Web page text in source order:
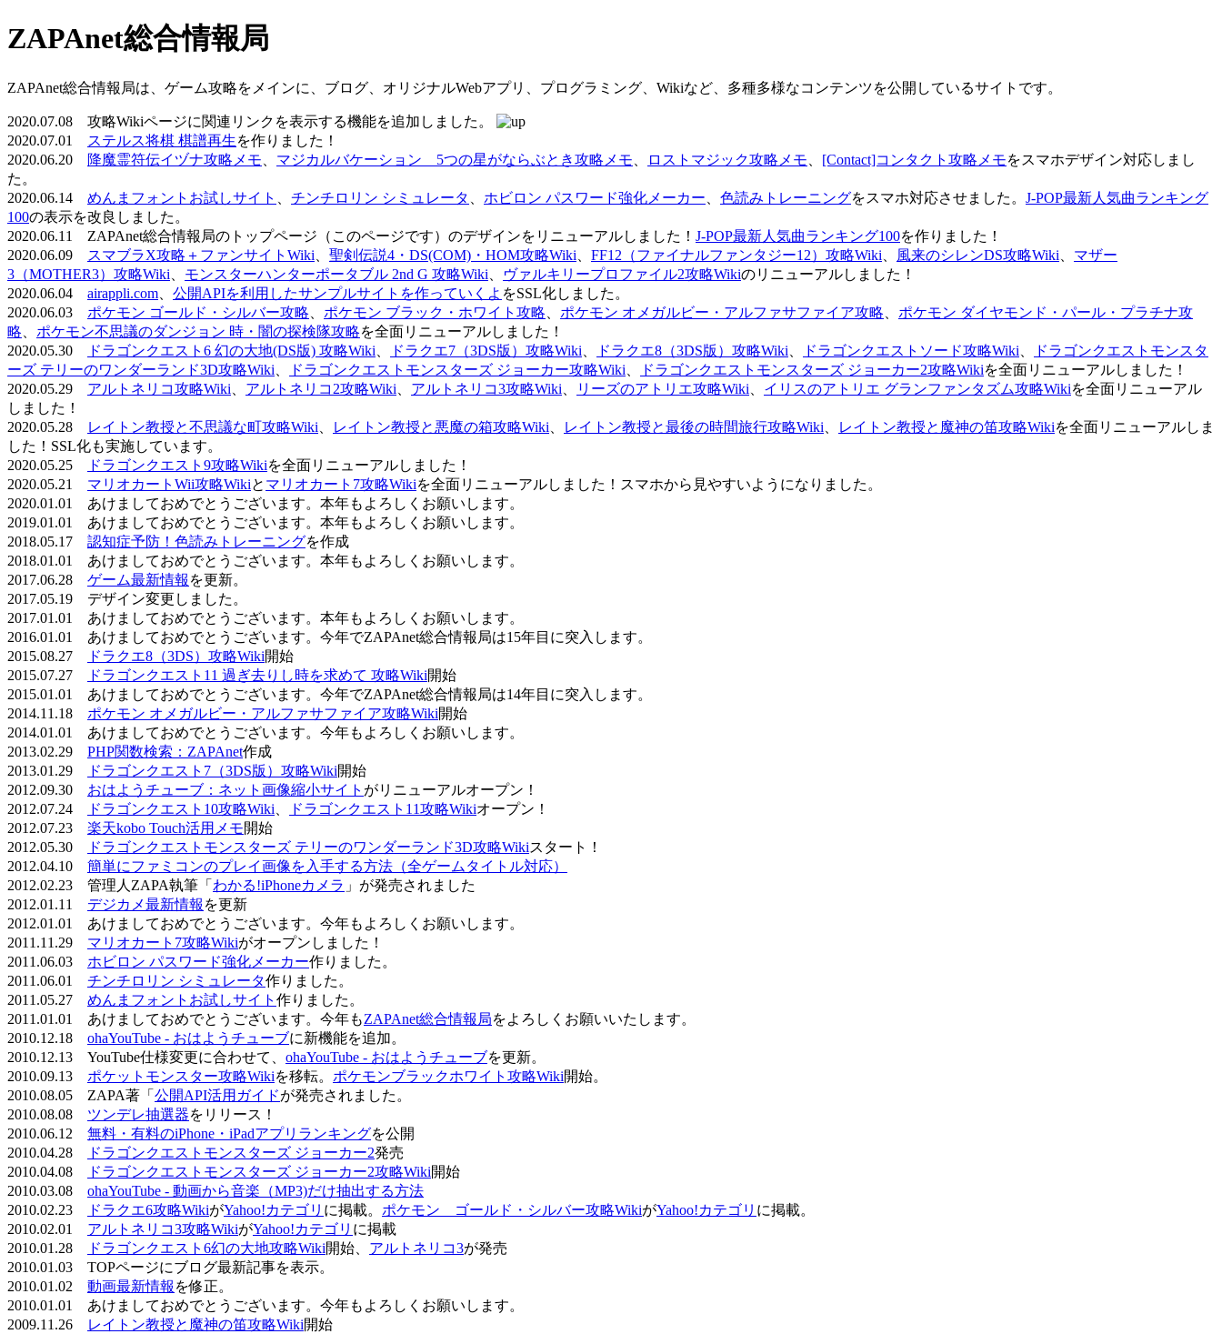
ZAPAnet総合情報局
ZAPAnet総合情報局は、ゲーム攻略をメインに、ブログ、オリジナルWebアプリ、プログラミング、Wikiなど、多種多様なコンテンツを公開しているサイトです。
2020.07.08 攻略Wikiページに関連リンクを表示する機能を追加しました。
2020.07.01
ステルス将棋 棋譜再生を作りました！
2020.06.20
降魔霊符伝イヅナ攻略メモ マジカルバケーション 5つの星がならぶとき攻略メモ ロストマジック攻略メモ [Contact]コンタクト攻略メモをスマホデザイン対応しまし
た。
2020.06.14 めんまフォントお試しサイト チンチロリン シミュレータ ホビロン パスワード強化メーカー 色読みトレーニングをスマホ対応させました。 J-POP最新人気曲ランキング
100の表示を改良しました。
2020.06.11 ZAPAnet総合情報局のトップページ（このページです）のデザインをリニューアルしました！ J-POP最新人気曲ランキング100を作りました！
2020.06.09
スマブラX攻略＋ファンサイトWiki 聖剣伝説4・DS(COM)・HOM攻略Wiki FF12（ファイナルファンタジー12）攻略Wiki 風来のシレンDS攻略Wiki
マザー
3（MOTHER3）攻略Wiki
モンスターハンターポータブル 2nd G 攻略Wiki ヴァルキリープロファイル2攻略Wikiのリニューアルしました！
2020.06.04 airappli.com 公開APIを利用したサンプルサイトを作っていくよ をSSL化しました。
2020.06.03 ポケモン ゴールド・シルバー攻略 ポケモン ブラック・ホワイト攻略 ポケモン オメガルビー・アルファサファイア攻略
ポケモン ダイヤモンド・パール・プラチナ攻
略
ポケモン不思議のダンジョン 時・闇の探検隊攻略を全面リニューアルしました！
2020.05.30
ドラゴンクエスト6 幻の大地(DS版) 攻略Wiki ドラクエ7（3DS版）攻略Wiki ドラクエ8（3DS版）攻略Wiki ドラゴンクエストソード攻略Wiki
ドラゴンクエストモンスタ
ーズ テリーのワンダーランド3D攻略Wiki
ドラゴンクエストモンスターズ ジョーカー攻略Wiki ドラゴンクエストモンスターズ ジョーカー2攻略Wikiを全面リニューアルしました！
2020.05.29 アルトネリコ攻略Wiki アルトネリコ2攻略Wiki アルトネリコ3攻略Wiki リーズのアトリエ攻略Wiki イリスのアトリエ グランファンタズム攻略Wikiを全面リニューアル
しました！
2020.05.28
レイトン教授と不思議な町攻略Wiki レイトン教授と悪魔の箱攻略Wiki レイトン教授と最後の時間旅行攻略Wiki レイトン教授と魔神の笛攻略Wikiを全面リニューアルしま
した！SSL化も実施しています。
2020.05.25
ドラゴンクエスト9攻略Wikiを全面リニューアルしました！
2020.05.21 マリオカートWii攻略Wikiと マリオカート7攻略Wikiを全面リニューアルしました！スマホから見やすいようになりました。
2020.01.01 あけましておめでとうございます。本年もよろしくお願いします。
2019.01.01 あけましておめでとうございます。本年もよろしくお願いします。
2018.05.17 認知症予防！色読みトレーニングを作成
2018.01.01 あけましておめでとうございます。本年もよろしくお願いします。
2017.06.28 ゲーム最新情報 を更新。
2017.05.19 デザイン変更しました。
2017.01.01 あけましておめでとうございます。本年もよろしくお願いします。
2016.01.01 あけましておめでとうございます。今年でZAPAnet総合情報局は15年目に突入します。
2015.08.27
ドラクエ8（3DS）攻略Wiki開始
2015.07.27
ドラゴンクエスト11 過ぎ去りし時を求めて 攻略Wiki開始
2015.01.01 あけましておめでとうございます。今年でZAPAnet総合情報局は14年目に突入します。
2014.11.18 ポケモン オメガルビー・アルファサファイア攻略Wiki開始
2014.01.01 あけましておめでとうございます。今年もよろしくお願いします。
2013.02.29 PHP関数検索：ZAPAnet作成
2013.01.29
ドラゴンクエスト7（3DS版）攻略Wiki開始
2012.09.30 おはようチューブ：ネット画像縮小サイト がリニューアルオープン！
2012.07.24
ドラゴンクエスト10攻略Wiki ドラゴンクエスト11攻略Wikiオープン！
2012.07.23 楽天kobo Touch活用メモ開始
2012.05.30
ドラゴンクエストモンスターズ テリーのワンダーランド3D攻略Wikiスタート！
2012.04.10 簡単にファミコンのプレイ画像を入手する方法（全ゲームタイトル対応）
2012.02.23 管理人ZAPA執筆「 わかる!iPhoneカメラ 」が発売されました
2012.01.11 デジカメ最新情報 を更新
2012.01.01 あけましておめでとうございます。今年もよろしくお願いします。
2011.11.29 マリオカート7攻略Wikiがオープンしました！
2011.06.03 ホビロン パスワード強化メーカー作りました。
2011.06.01 チンチロリン シミュレータ作りました。
2011.05.27 めんまフォントお試しサイト 作りました。
2011.01.01 あけましておめでとうございます。今年もZAPAnet総合情報局をよろしくお願いいたします。
2010.12.18 ohaYouTube - おはようチューブに新機能を追加。
2010.12.13 YouTube仕様変更に合わせて、 ohaYouTube - おはようチューブを更新。
2010.09.13 ポケットモンスター攻略Wikiを移転。 ポケモンブラックホワイト攻略Wiki開始。
2010.08.05 ZAPA著「 公開API活用ガイドが発売されました。
2010.08.08 ツンデレ抽選器をリリース！
2010.06.12 無料・有料のiPhone・iPadアプリランキングを公開
2010.04.28
ドラゴンクエストモンスターズ ジョーカー2発売
2010.04.08
ドラゴンクエストモンスターズ ジョーカー2攻略Wiki開始
2010.03.08 ohaYouTube - 動画から音楽（MP3)だけ抽出する方法
2010.02.23
ドラクエ6攻略WikiがYahoo!カテゴリ に掲載。 ポケモン ゴールド・シルバー攻略WikiがYahoo!カテゴリ に掲載。
2010.02.01 アルトネリコ3攻略WikiがYahoo!カテゴリ に掲載
2010.01.28
ドラゴンクエスト6幻の大地攻略Wiki開始、 アルトネリコ3が発売
2010.01.03 TOPページにブログ最新記事を表示。
2010.01.02 動画最新情報 を修正。
2010.01.01 あけましておめでとうございます。今年もよろしくお願いします。
2009.11.26
レイトン教授と魔神の笛攻略Wiki開始